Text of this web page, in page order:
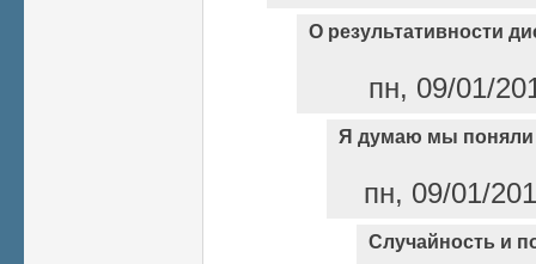
О результативности
пн, 09/01/
Я думаю мы поняли
пн, 09/01/
Случайность и